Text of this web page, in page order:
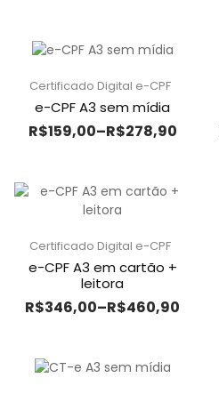
Certificado Digital e-CPF
e-CPF A3 sem mídia
R$159,00–R$278,90
Certificado Digital e-CPF
e-CPF A3 em cartão +
leitora
R$346,00–R$460,90